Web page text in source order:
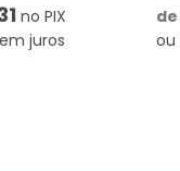
no PIX
juros
de
ou